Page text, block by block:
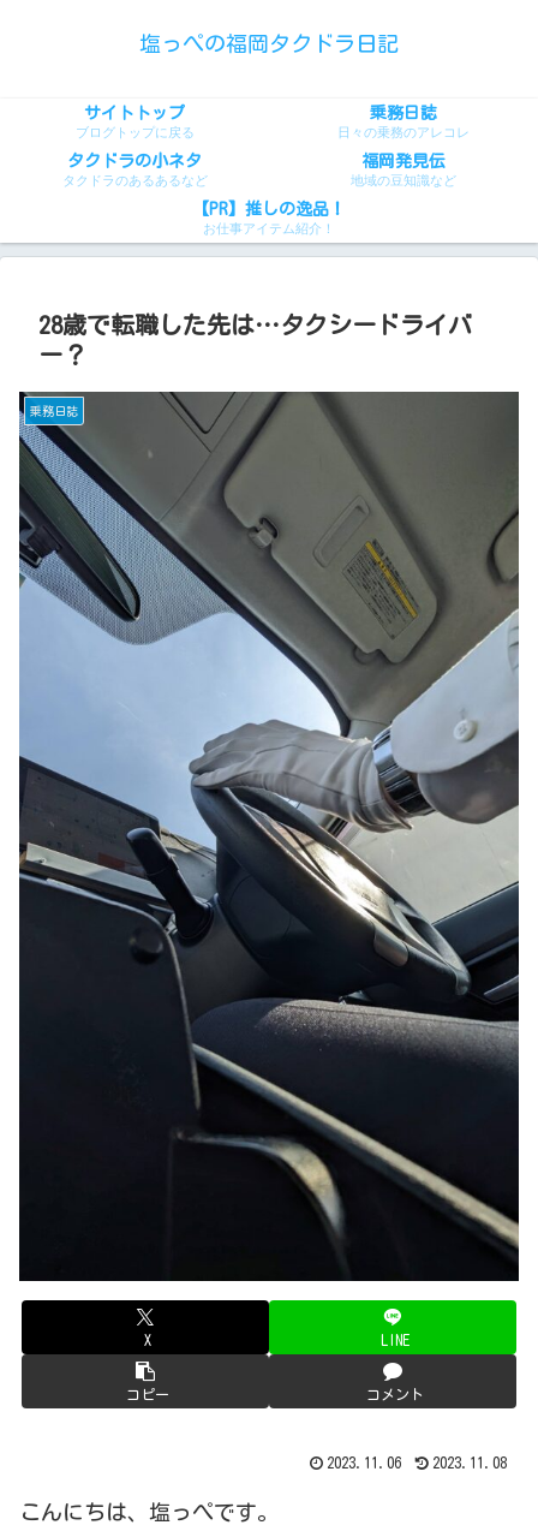
塩っぺの福岡タクドラ日記
サイトトップ
ブログトップに戻る
乗務日誌
日々の乗務のアレコレ
タクドラの小ネタ
タクドラのあるあるなど
福岡発見伝
地域の豆知識など
【PR】推しの逸品！
お仕事アイテム紹介！
28歳で転職した先は…タクシードライバ
ー？
乗務日誌
X LINE
コピー コメント
2023.11.06 2023.11.08
こんにちは、塩っぺです。